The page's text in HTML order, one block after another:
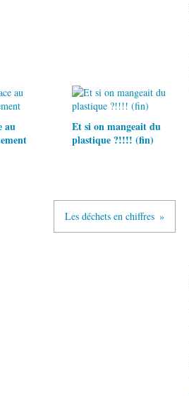
au
Et si on mangeait du
plastique ?!!!! (fin)
Les déchets en chiffres